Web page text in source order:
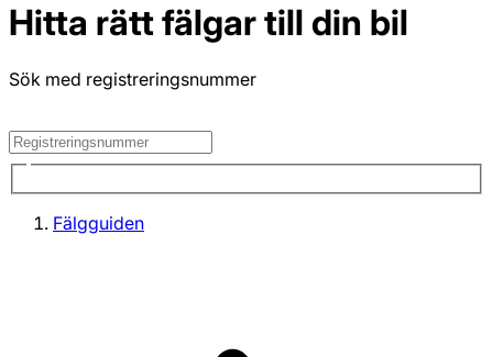
Hitta rätt fälgar till din bil
Sök med registreringsnummer
Fälgguiden